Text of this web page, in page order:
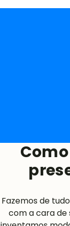
Fazemos de
com a cara de